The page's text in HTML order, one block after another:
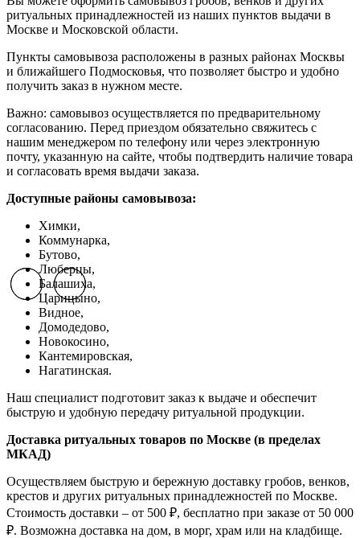
ритуальных принадлежностей из наших пунктов выдачи в
Москве и Московской области.
Пункты самовывоза расположены в разных районах Москвы
и ближайшего Подмосковья, что позволяет быстро и удобно
получить заказ в нужном месте.
Важно: самовывоз осуществляется по предварительному
согласованию. Перед приездом обязательно свяжитесь с
нашим менеджером по телефону или через электронную
почту, указанную на сайте, чтобы подтвердить наличие товара
и согласовать время выдачи заказа.
Доступные районы самовывоза:
Химки,
Коммунарка,
Бутово,
Люберцы,
Балашиха,
Царицыно,
Видное,
Домодедово,
Новокосино,
Кантемировская,
Нагатинская.
Наш специалист подготовит заказ к выдаче и обеспечит
быструю и удобную передачу ритуальной продукции.
Доставка ритуальных товаров по Москве (в пределах
МКАД)
Осуществляем быструю и бережную доставку гробов, венков,
крестов и других ритуальных принадлежностей по Москве.
Стоимость доставки – от 500 ₽, бесплатно при заказе от 50 000
₽. Возможна доставка на дом, в морг, храм или на кладбище.
Previous slide
Next slide
Previous slide
Next slide